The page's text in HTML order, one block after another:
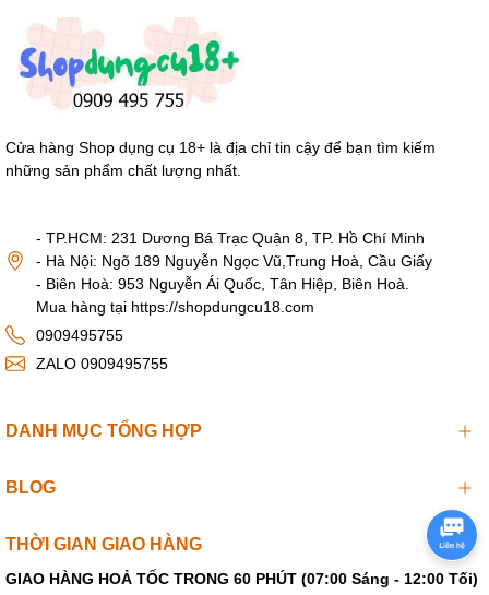
Cửa hàng Shop dụng cụ 18+ là địa chỉ tin cậy để bạn tìm kiếm
những sản phẩm chất lượng nhất.
- TP.HCM: 231 Dương Bá Trạc Quận 8, TP. Hồ Chí Minh
- Hà Nội: Ngõ 189 Nguyễn Ngọc Vũ,Trung Hoà, Cầu Giấy
- Biên Hoà: 953 Nguyễn Ái Quốc, Tân Hiệp, Biên Hoà.
Mua hàng tại https://shopdungcu18.com
0909495755
ZALO 0909495755
DANH MỤC TỔNG HỢP
BLOG
THỜI GIAN GIAO HÀNG
GIAO HÀNG HOẢ TỐC TRONG 60 PHÚT (07:00 Sáng - 12:00 Tối)